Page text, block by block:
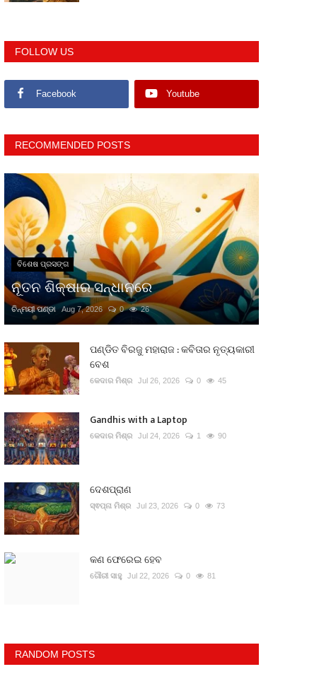
FOLLOW US
Facebook Youtube
RECOMMENDED POSTS
ବିଶେଷ ପ୍ରସଙ୍ଗ
ନୂତନ ଶିକ୍ଷାର ସନ୍ଧାନରେ
ଚିନ୍ମୟୀ ପଣ୍ଡା Aug 7, 2026 0 26
ପଣ୍ଡିତ ବିରଜୁ ମହାରାଜ : କବିତାର ନୃତ୍ୟକାରୀ
ବେଶ
କେଦାର ମିଶ୍ର Jul 26, 2026 0 45
Gandhis with a Laptop
କେଦାର ମିଶ୍ର Jul 24, 2026 1 90
ଦେଶପ୍ରାଣ
ସ୍ଵପ୍ନା ମିଶ୍ର Jul 23, 2026 0 73
କଣ ଫେରେଇ ହେବ
ଗୌରୀ ସାହୁ Jul 22, 2026 0 81
RANDOM POSTS